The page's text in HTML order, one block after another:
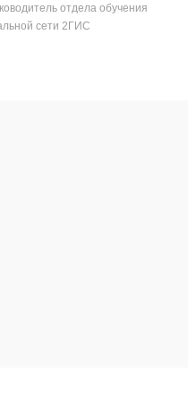
отдела обучения
сети 2ГИС